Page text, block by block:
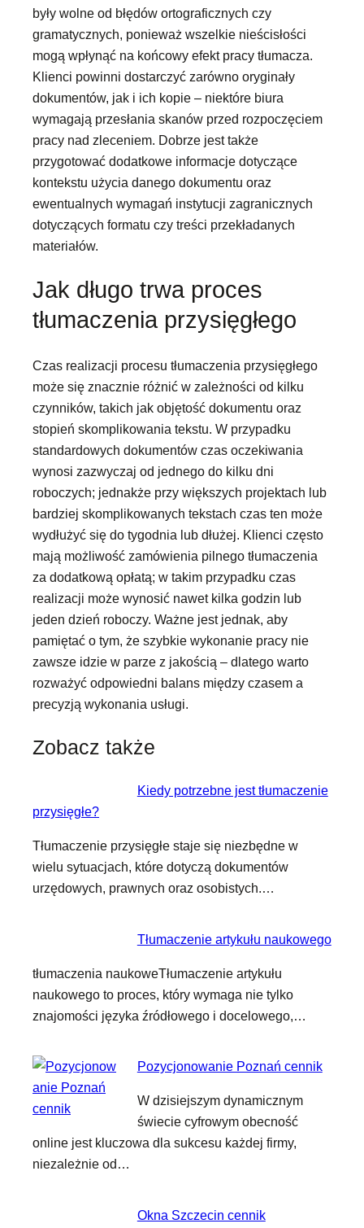
były wolne od błędów ortograficznych czy
gramatycznych, ponieważ wszelkie nieścisłości
mogą wpłynąć na końcowy efekt pracy tłumacza.
Klienci powinni dostarczyć zarówno oryginały
dokumentów, jak i ich kopie – niektóre biura
wymagają przesłania skanów przed rozpoczęciem
pracy nad zleceniem. Dobrze jest także
przygotować dodatkowe informacje dotyczące
kontekstu użycia danego dokumentu oraz
ewentualnych wymagań instytucji zagranicznych
dotyczących formatu czy treści przekładanych
materiałów.
Jak długo trwa proces
tłumaczenia przysięgłego
Czas realizacji procesu tłumaczenia przysięgłego
może się znacznie różnić w zależności od kilku
czynników, takich jak objętość dokumentu oraz
stopień skomplikowania tekstu. W przypadku
standardowych dokumentów czas oczekiwania
wynosi zazwyczaj od jednego do kilku dni
roboczych; jednakże przy większych projektach lub
bardziej skomplikowanych tekstach czas ten może
wydłużyć się do tygodnia lub dłużej. Klienci często
mają możliwość zamówienia pilnego tłumaczenia
za dodatkową opłatą; w takim przypadku czas
realizacji może wynosić nawet kilka godzin lub
jeden dzień roboczy. Ważne jest jednak, aby
pamiętać o tym, że szybkie wykonanie pracy nie
zawsze idzie w parze z jakością – dlatego warto
rozważyć odpowiedni balans między czasem a
precyzją wykonania usługi.
Zobacz także
Kiedy potrzebne jest tłumaczenie
przysięgłe?
Tłumaczenie przysięgłe staje się niezbędne w
wielu sytuacjach, które dotyczą dokumentów
urzędowych, prawnych oraz osobistych.…
Tłumaczenie artykułu naukowego
tłumaczenia naukoweTłumaczenie artykułu
naukowego to proces, który wymaga nie tylko
znajomości języka źródłowego i docelowego,…
Pozycjonowanie Poznań cennik
W dzisiejszym dynamicznym
świecie cyfrowym obecność
online jest kluczowa dla sukcesu każdej firmy,
niezależnie od…
Okna Szczecin cennik